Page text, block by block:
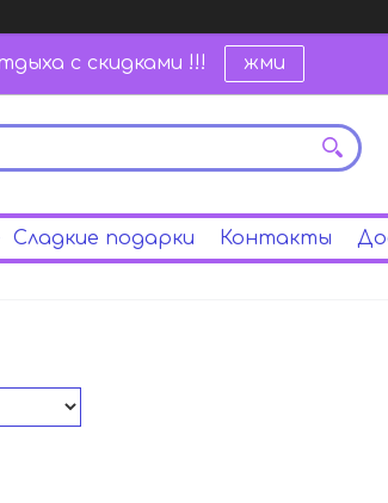
с скидками !!! жми
Сладкие подарки Контакты